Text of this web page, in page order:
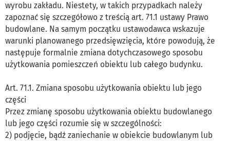
wyrobu zakładu. Niestety, w takich przypadkach należy
zapoznać się szczegółowo z treścią art. 71.1 ustawy Prawo
budowlane. Na samym początku ustawodawca wskazuje
warunki planowanego przedsięwzięcia, które powodują, że
następuje formalnie zmiana dotychczasowego sposobu
użytkowania pomieszczeń obiektu lub całego budynku.
Art. 71.1. Zmiana sposobu użytkowania obiektu lub jego
części
Przez zmianę sposobu użytkowania obiektu budowlanego
lub jego części rozumie się w szczególności:
2) podjęcie, bądź zaniechanie w obiekcie budowlanym lub